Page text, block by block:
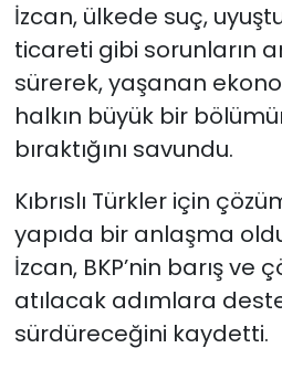
İzcan, ülkede suç,
ticareti gibi sorunların
sürerek, yaşanan
halkın büyük bir
bıraktığını savundu.
Kıbrıslı Türkler için
yapıda bir anlaşma
İzcan, BKP’nin barış ve
atılacak adımlara
sürdüreceğini kaydetti.